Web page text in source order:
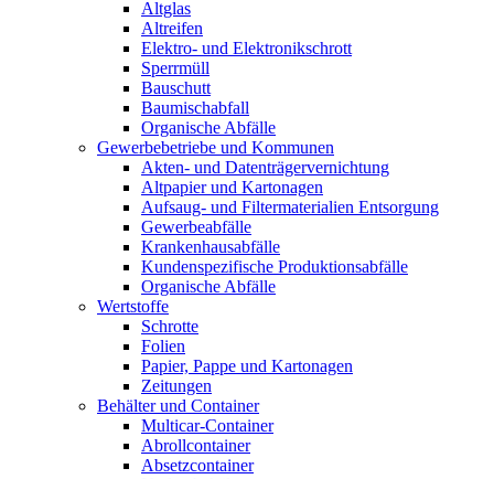
Altglas
Altreifen
Elektro- und Elektronikschrott
Sperrmüll
Bauschutt
Baumischabfall
Organische Abfälle
Gewerbebetriebe und Kommunen
Akten- und Datenträgervernichtung
Altpapier und Kartonagen
Aufsaug- und Filtermaterialien Entsorgung
Gewerbeabfälle
Krankenhausabfälle
Kundenspezifische Produktionsabfälle
Organische Abfälle
Wertstoffe
Schrotte
Folien
Papier, Pappe und Kartonagen
Zeitungen
Behälter und Container
Multicar-Container
Abrollcontainer
Absetzcontainer